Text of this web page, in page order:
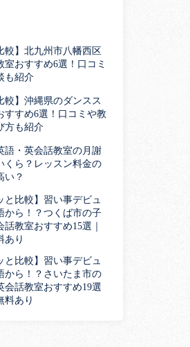
較】北九州市八幡西区
室おすすめ6選！口コミ
も紹介
較】沖縄県のダンスス
すすめ6選！口コミや教
方も紹介
語・英会話教室の月謝
くら？レッスン料金の
い？
と比較】習い事デビュ
から！？つくば市の子
話教室おすすめ15選｜
あり
と比較】習い事デビュ
から！？さいたま市の
会話教室おすすめ19選
料あり